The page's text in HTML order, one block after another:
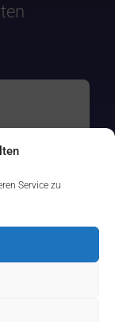
Service zu